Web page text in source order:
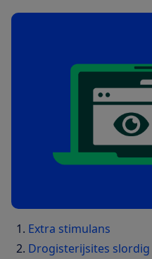
Extra stimulans
Drogisterijsites slordig